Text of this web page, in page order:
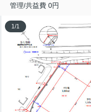
管理/共益費 0円
1 /1